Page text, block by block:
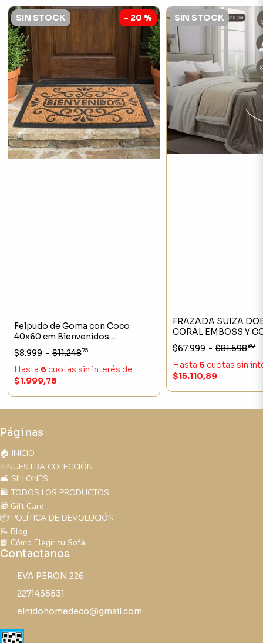
SIN STOCK - 20 %
Felpudo de Goma con Coco
40x60 cm Bienvenidos
Antideslizante Exterior
$8.999 - $11.24875
Hasta 6cuotas sin interés de
$1.999,78
SIN STOCK
FRAZADA SUIZA
CORAL EMBOSS Y
KING - JEAN
$67.999 - $81.59880
Hasta 6 cuotas sin
$15.110,89
Páginas
🏠 INICIO
✨NUESTRA COLECCIÓN
🛋️ SILLONES
🛍️ TODOS LOS PRODUCTOS
🎁 Gift Card
📦 POLÍTICA DE DEVOLUCIÓN
📝 Blog
📘 Cómo Elegir tu Sofá
Contactanos
EVA PERON 226
2271435531
elnidohomedeco@gmail.com